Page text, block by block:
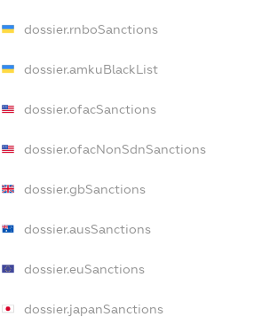
dossier.rnboSanctions
dossier.amkuBlackList
dossier.ofacSanctions
dossier.ofacNonSdnSanctions
dossier.gbSanctions
dossier.ausSanctions
dossier.euSanctions
dossier.japanSanctions